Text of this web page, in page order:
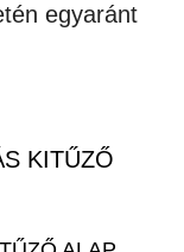
egyaránt